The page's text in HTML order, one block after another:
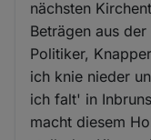
nächsten
Beträgen aus
Politiker,
ich knie nieder
ich falt' in
macht diesem